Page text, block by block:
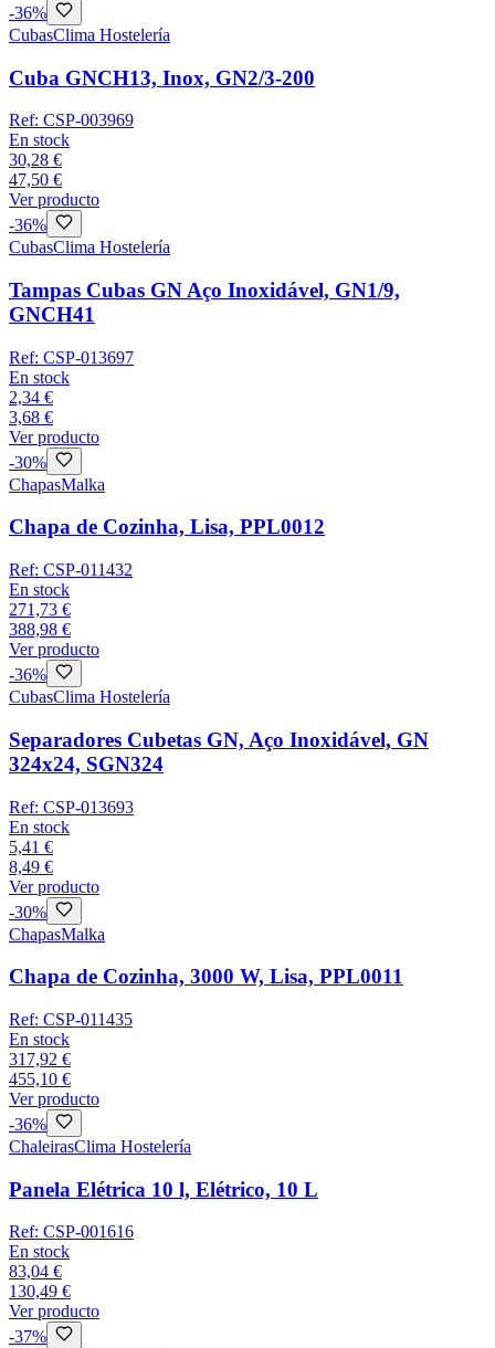
-36%
CubasClima Hostelería
Cuba GNCH13, Inox, GN2/3-200
Ref: CSP-003969
En stock
30,28 €
47,50 €
Ver producto
-36%
CubasClima Hostelería
Tampas Cubas GN Aço Inoxidável, GN1/9,
GNCH41
Ref: CSP-013697
En stock
2,34 €
3,68 €
Ver producto
-30%
ChapasMalka
Chapa de Cozinha, Lisa, PPL0012
Ref: CSP-011432
En stock
271,73 €
388,98 €
Ver producto
-36%
CubasClima Hostelería
Separadores Cubetas GN, Aço Inoxidável, GN
324x24, SGN324
Ref: CSP-013693
En stock
5,41 €
8,49 €
Ver producto
-30%
ChapasMalka
Chapa de Cozinha, 3000 W, Lisa, PPL0011
Ref: CSP-011435
En stock
317,92 €
455,10 €
Ver producto
-36%
ChaleirasClima Hostelería
Panela Elétrica 10 l, Elétrico, 10 L
Ref: CSP-001616
En stock
83,04 €
130,49 €
Ver producto
-37%